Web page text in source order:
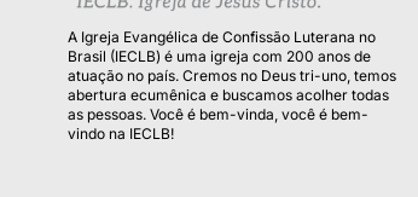
A Igreja Evangélica de Confissão Luterana no
Brasil (IECLB) é uma igreja com 200 anos de
atuação no país. Cremos no Deus tri-uno, temos
abertura ecumênica e buscamos acolher todas
as pessoas. Você é bem-vinda, você é bem-
vindo na IECLB!